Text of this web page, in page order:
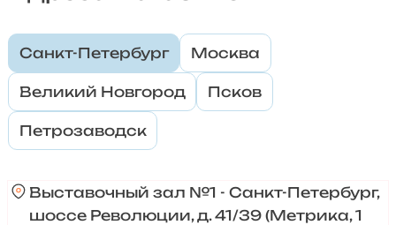
Санкт-Петербург Москва
Великий Новгород Псков
Петрозаводск
Выставочный зал №1 - Санкт-Петербург,
шоссе Революции, д. 41/39 (Метрика, 1